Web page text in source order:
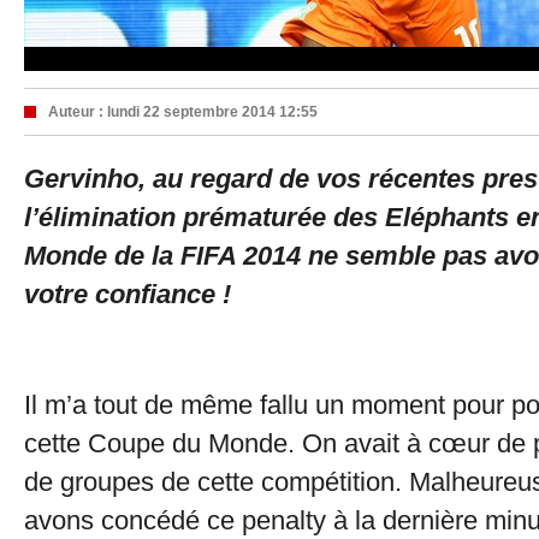
Auteur : lundi 22 septembre 2014 12:55
Gervinho, au regard de vos récentes
l’élimination prématurée des Eléphants
Monde de la FIFA 2014 ne semble pas
votre confiance !
Il m’a tout de même fallu un moment pour
cette Coupe du Monde. On avait à cœur de
de groupes de cette compétition.
avons concédé ce penalty à la dernière